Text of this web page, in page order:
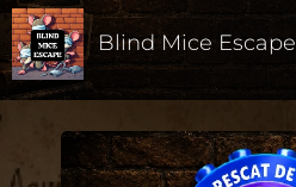
Blind Mice Escape